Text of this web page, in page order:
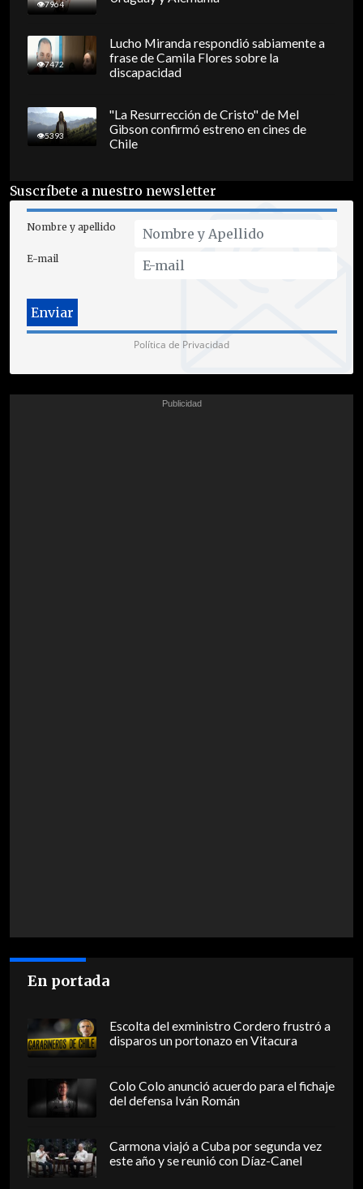
7964
7472
Lucho Miranda respondió sabiamente a
frase de Camila Flores sobre la
discapacidad
5393
"La Resurrección de Cristo" de Mel
Gibson confirmó estreno en cines de
Chile
Suscríbete a nuestro newsletter
Nombre y apellido
E-mail
Política de Privacidad
En portada
Escolta del exministro Cordero frustró a
disparos un portonazo en Vitacura
Colo Colo anunció acuerdo para el fichaje
del defensa Iván Román
Carmona viajó a Cuba por segunda vez
este año y se reunió con Díaz-Canel